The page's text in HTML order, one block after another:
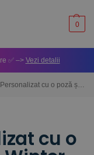
0
✅ –> Vezi detalii
cu o poză și mesaj – Winter 10x15cm
cu o